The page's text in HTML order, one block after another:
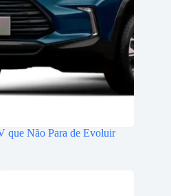
que Não Para de Evoluir